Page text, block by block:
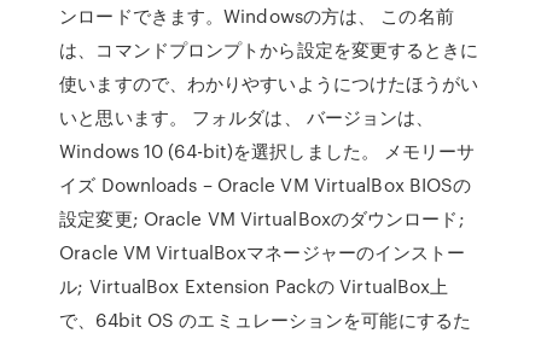
ンロードできます。Windowsの方は、 この名前
は、コマンドプロンプトから設定を変更するときに
使いますので、わかりやすいようにつけたほうがい
いと思います。 フォルダは、 バージョンは、
Windows 10 (64-bit)を選択しました。 メモリーサ
イズ Downloads – Oracle VM VirtualBox BIOSの
設定変更; Oracle VM VirtualBoxのダウンロード;
Oracle VM VirtualBoxマネージャーのインストー
ル; VirtualBox Extension Packの VirtualBox上
で、64bit OS のエミュレーションを可能にするた